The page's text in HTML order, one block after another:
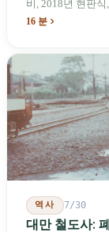
비, 2018년 현판
념하기 위해 스스
16 분
역사 7/30
대만 철도사: